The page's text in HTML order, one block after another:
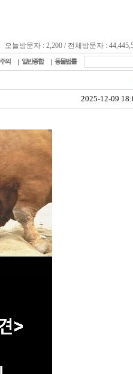
오늘방문자 : 2,200 / 전체방문자 :
의 일반종합 동물법률
2025-12-09